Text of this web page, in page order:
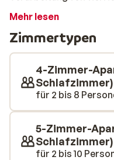
Ausstrahlung. Die
moderne Einrichtungen.
Skiausrüstung nicht
befindet sich in kurzer
Schneespaß können
genießen oder auch
entspannen. Die
Apartments werden
Mehr lesen
Zimmertypen
4-Zimmer-
Schlafzimmer)
für 2 bis 8
5-Zimmer-
Schlafzimmer)
für 2 bis 10